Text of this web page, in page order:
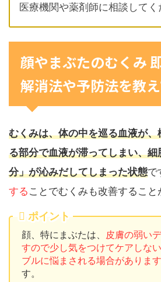
医療機関や薬剤師に相談してく
顔やまぶたのむくみ
解消法や予防法を教え
むくみは、体の中を巡る血液が
る部分で血液が滞ってしまい、
分」が沁みだしてしまった状態で
する ことでむくみも改善すること
ポイント
顔、特にまぶたは、 皮膚の弱い
すので少し気をつけてケアしな
ブルに悩まされる場合がありま
す。